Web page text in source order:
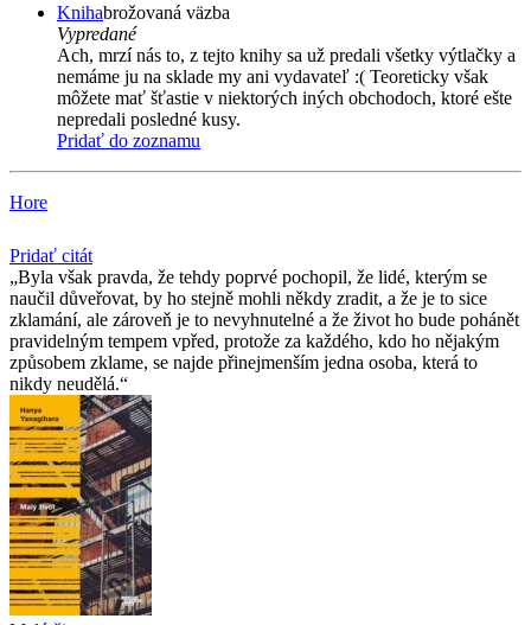
Knihabrožovaná väzba
Vypredané
Ach, mrzí nás to, z tejto knihy sa už predali všetky výtlačky a
nemáme ju na sklade my ani vydavateľ :( Teoreticky však
môžete mať šťastie v niektorých iných obchodoch, ktoré ešte
nepredali posledné kusy.
Pridať do zoznamu
Hore
Pridať citát
Byla však pravda, že tehdy poprvé pochopil, že lidé, kterým se
naučil důveřovat, by ho stejně mohli někdy zradit, a že je to sice
zklamání, ale zároveň je to nevyhnutelné a že život ho bude pohánět
pravidelným tempem vpřed, protože za každého, kdo ho nějakým
způsobem zklame, se najde přinejmenším jedna osoba, která to
nikdy neudělá.